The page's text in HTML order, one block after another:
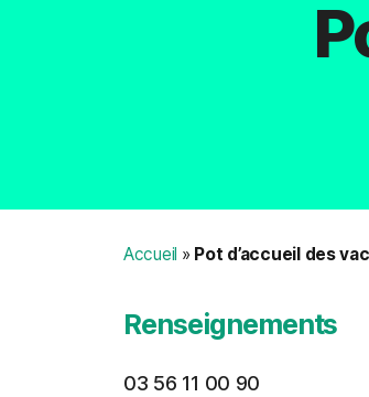
Accueil » Pot d’accueil des
Renseignements
03 56 11 00 90